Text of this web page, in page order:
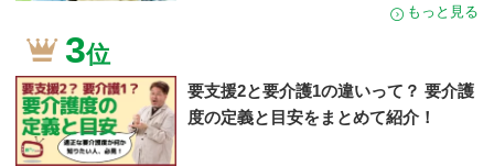
もっと見る
3位
要支援2と要介護1の違いって？ 要介護
度の定義と目安をまとめて紹介！